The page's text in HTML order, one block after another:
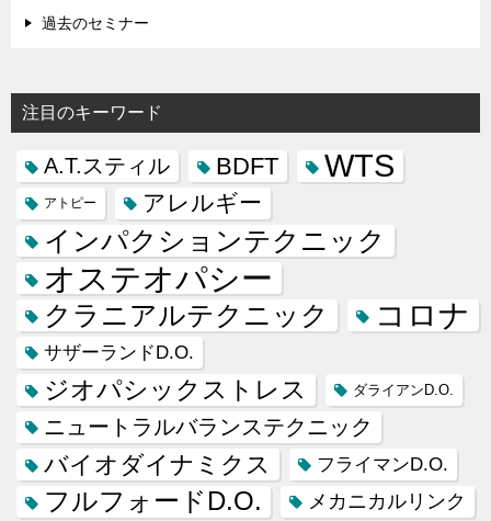
過去のセミナー
注目のキーワード
A.T.スティル BDFT WTS
アトピー アレルギー
インパクションテクニック
オステオパシー
クラニアルテクニック コロナ
サザーランドD.O.
ジオパシックストレス ダライアンD.O.
ニュートラルバランステクニック
バイオダイナミクス フライマンD.O.
フルフォードD.O. メカニカルリンク